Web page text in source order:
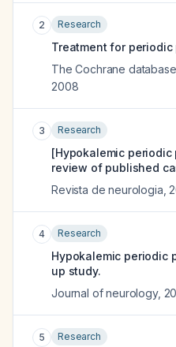
2 Research
Treatment for periodic
The Cochrane
2008
3 Research
[Hypokalemic
review of published
Revista de neurologia
4 Research
Hypokalemic periodic
up study.
Journal of neurology,
5 Research